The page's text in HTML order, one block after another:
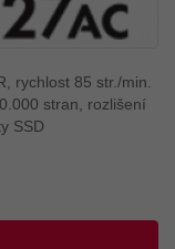
rychlost 85 str./min.
stran, rozlišení
SSD